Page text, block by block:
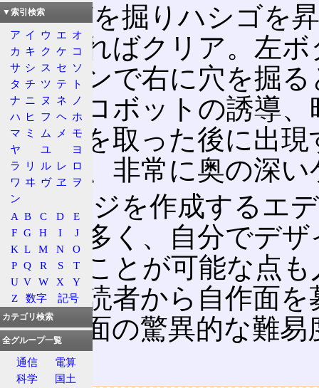
レンガを掘りハシゴを
階へ昇ればクリア。左
右ボタンで右に穴を掘
が、敵ロボットの誘導
の金塊を取った後に出
により、非常に奥の深
ステージを作成するエ
ものも多く、自分でデ
ばせることが可能な点
誌では読者から自作面
一部の面の驚異的な難
る。
▼索引検索
ア イ ウ エ オ
カ キ ク ケ コ
サ シ ス セ ソ
タ チ ツ テ
ト
ナ ニ ヌ ネ
ノ
ハ ヒ フ ヘ ホ
マ ミ ム メ
モ
ヤ
ユ
ヨ
ラ
リ ル レ ロ
ワ ヰ ヴ ヱ
ヲ
ン
A B C D
E
F G H I
J
K L M N
O
P Q R S
T
U V W X
Y
Z
数字 記号
カテゴリ検索
全グループ一覧
通信
電算
科学
国土